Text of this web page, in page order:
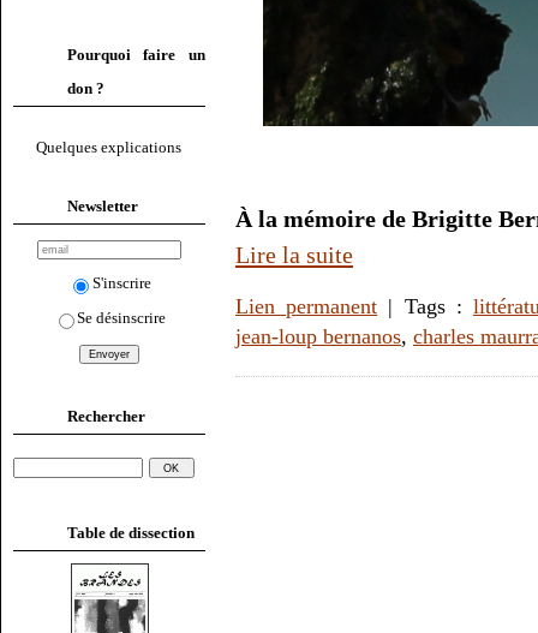
Pourquoi faire un
don ?
Quelques explications
Newsletter
S'inscrire
Se désinscrire
Rechercher
Table de dissection
À la mémoire de Brigitte
Lire la suite
Lien permanent | Tags :
jean-loup bernanos, charles